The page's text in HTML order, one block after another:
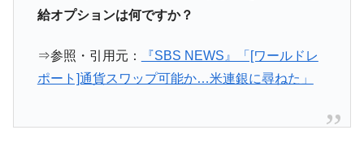
動」
『Money1』
中国だけが鉄鋼輸出を異常増加させる ⇒ 中
給オプションは何ですか？
⇒参照・引用元：
『SBS NEWS』「[ワールドレ
ポート]通貨スワップ可能か…米連銀に尋ねた」